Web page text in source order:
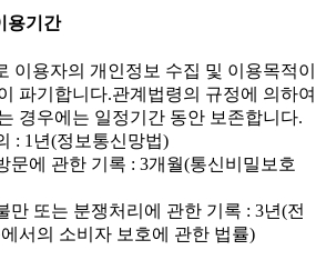
용기간
이용자의 개인정보 수집 및 이용목적이
파기합니다.관계법령의 규정에 의하여
경우에는 일정기간 동안 보존합니다.
: 1년(정보통신망법)
문에 관한 기록 : 3개월(통신비밀보호
만 또는 분쟁처리에 관한 기록 : 3년(전
서의 소비자 보호에 관한 법률)